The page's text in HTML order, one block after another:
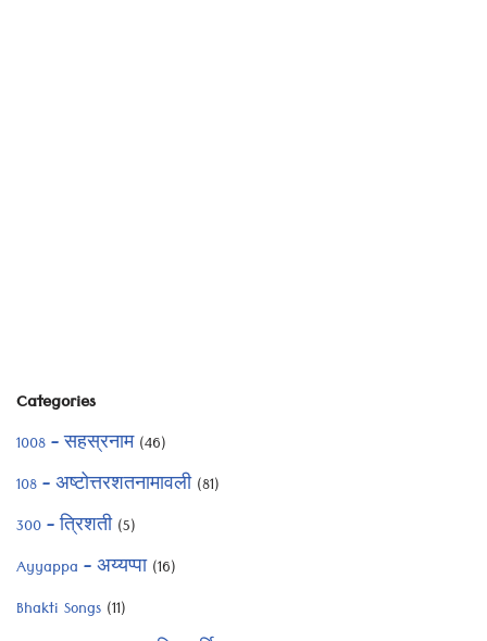
Categories
1008 – सहस्रनाम(46)
108 – अष्टोत्तरशतनामावली(81)
300 – त्रिशती(5)
Ayyappa – अय्यप्पा(16)
Bhakti Songs (11)